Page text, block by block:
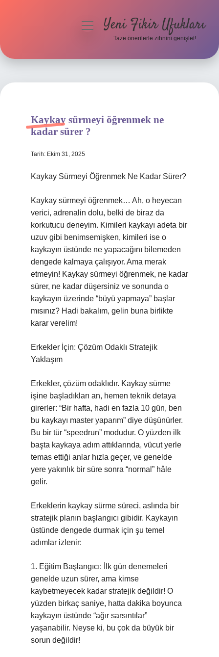
Hakkımızda
menüyüYeni Fikir Ufukları
Taze önerilerle zihnini genişlet!
Kaykay sürmeyi öğrenmek ne
kadar sürer ?
Tarih: Ekim 31, 2025
Kaykay Sürmeyi Öğrenmek Ne Kadar Sürer?
Kaykay sürmeyi öğrenmek… Ah, o heyecan
verici, adrenalin dolu, belki de biraz da
korkutucu deneyim. Kimileri kaykayı adeta bir
uzuv gibi benimsemişken, kimileri ise o
kaykayın üstünde ne yapacağını bilemeden
dengede kalmaya çalışıyor. Ama merak
etmeyin! Kaykay sürmeyi öğrenmek, ne kadar
sürer, ne kadar düşersiniz ve sonunda o
kaykayın üzerinde “büyü yapmaya” başlar
mısınız? Hadi bakalım, gelin buna birlikte
karar verelim!
Erkekler İçin: Çözüm Odaklı Stratejik
Yaklaşım
Erkekler, çözüm odaklıdır. Kaykay sürme
işine başladıkları an, hemen teknik detaya
girerler: “Bir hafta, hadi en fazla 10 gün, ben
bu kaykayı master yaparım” diye düşünürler.
Bu bir tür “speedrun” modudur. O yüzden ilk
başta kaykaya adım attıklarında, vücut yerle
temas ettiği anlar hızla geçer, ve genelde
yere yakınlık bir süre sonra “normal” hâle
gelir.
Erkeklerin kaykay sürme süreci, aslında bir
stratejik planın başlangıcı gibidir. Kaykayın
üstünde dengede durmak için şu temel
adımlar izlenir:
1. Eğitim Başlangıcı: İlk gün denemeleri
genelde uzun sürer, ama kimse
kaybetmeyecek kadar stratejik değildir! O
yüzden birkaç saniye, hatta dakika boyunca
kaykayın üstünde “ağır sarsıntılar”
yaşanabilir. Neyse ki, bu çok da büyük bir
sorun değildir!